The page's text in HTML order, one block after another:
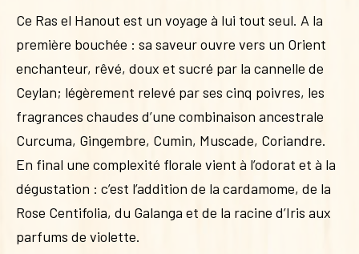
Ce Ras el Hanout est un voyage à lui tout seul. A la
première bouchée : sa saveur ouvre vers un Orient
enchanteur, rêvé, doux et sucré par la cannelle de
Ceylan; légèrement relevé par ses cinq poivres, les
fragrances chaudes d’une combinaison ancestrale
Curcuma, Gingembre, Cumin, Muscade, Coriandre.
En final une complexité florale vient à l’odorat et à la
dégustation : c’est l’addition de la cardamome, de la
Rose Centifolia, du Galanga et de la racine d’Iris aux
parfums de violette.